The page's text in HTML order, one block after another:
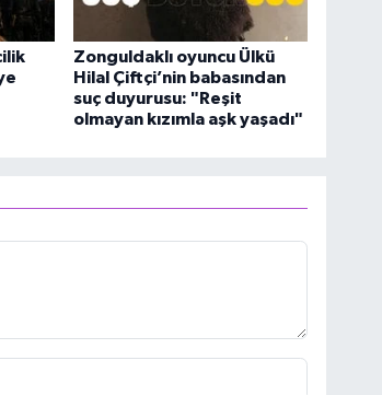
Zonguldaklı oyuncu Ülkü
Hilal Çiftçi’nin babasından
suç duyurusu: "Reşit
olmayan kızımla aşk yaşadı"